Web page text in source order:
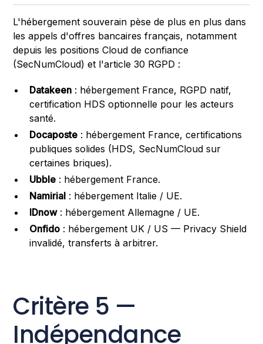
L'hébergement souverain pèse de plus en plus dans
les appels d'offres bancaires français, notamment
depuis les positions Cloud de confiance
(SecNumCloud) et l'article 30 RGPD :
Datakeen : hébergement France, RGPD natif,
certification HDS optionnelle pour les acteurs
santé.
Docaposte : hébergement France, certifications
publiques solides (HDS, SecNumCloud sur
certaines briques).
Ubble : hébergement France.
Namirial : hébergement Italie / UE.
IDnow: hébergement Allemagne / UE.
Onfido : hébergement UK / US — Privacy Shield
invalidé, transferts à arbitrer.
Critère 5 —
Indépendance